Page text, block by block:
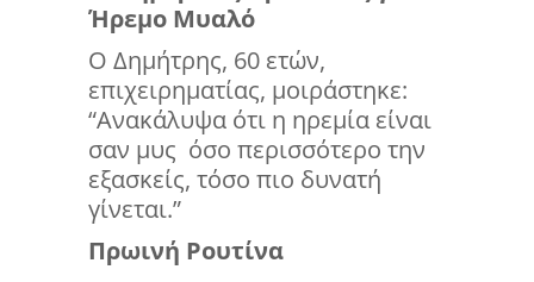
Ήρεμο Μυαλό
Ο Δημήτρης, 60 ετών,
επιχειρηματίας, μοιράστηκε:
“Ανακάλυψα ότι η ηρεμία είναι
σαν μυς όσο περισσότερο την
εξασκείς, τόσο πιο δυνατή
γίνεται.”
Πρωινή Ρουτίνα